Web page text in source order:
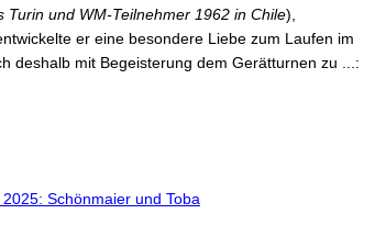
Turin und WM-Teilnehmer 1962 in Chile),
er eine besondere Liebe zum Laufen im
deshalb mit Begeisterung dem Gerätturnen zu ...:
Schönmaier und Toba